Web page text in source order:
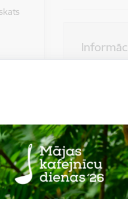
Līguma izpildes
Iepirkuma
Kontakti